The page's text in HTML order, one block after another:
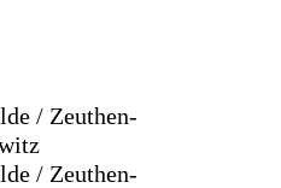
/ Zeuthen-
/ Zeuthen-